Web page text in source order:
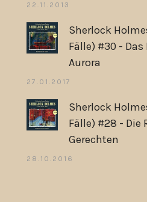
22.11.2013
Sherlock
Fälle) #30 - Das
Aurora
27.01.2017
Sherlock
Fälle) #28 - Die
Gerechten
28.10.2016